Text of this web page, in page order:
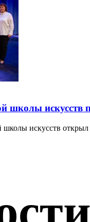
школы искусств
искусств